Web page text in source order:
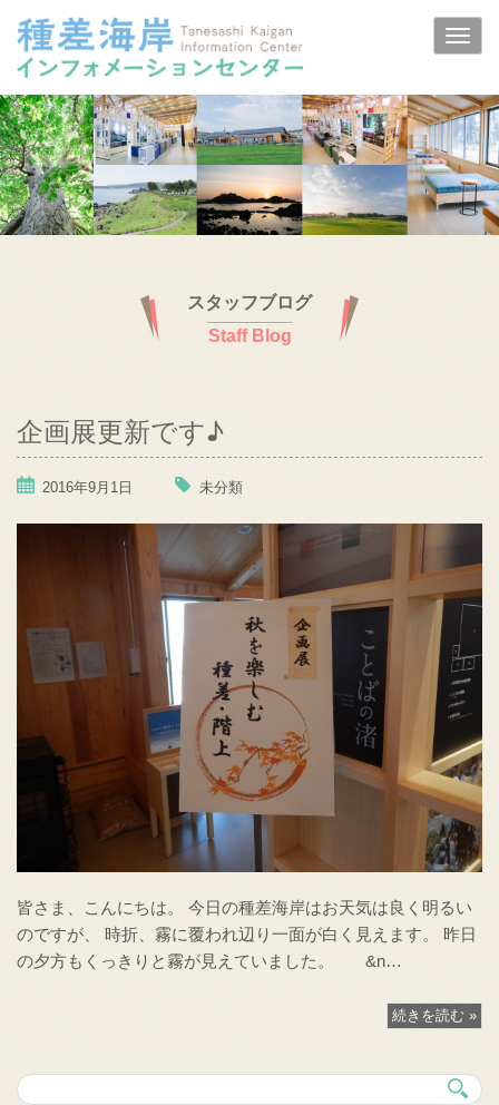
スタッフブログ
Staff Blog
企画展更新です♪
2016年9月1日 未分類
皆さま、こんにちは。 今日の種差海岸はお天気は良く明るい
のですが、 時折、霧に覆われ辺り一面が白く見えます。 昨日
の夕方もくっきりと霧が見えていました。 &n…
続きを読む »